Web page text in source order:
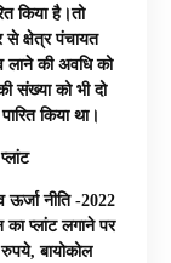
किया है।तो
से क्षेत्र पंचायत
लाने की अवधि को
संख्या को भी दो
किया था।
ऊर्जा नीति -2022
प्लांट लगाने पर
बायोकोल